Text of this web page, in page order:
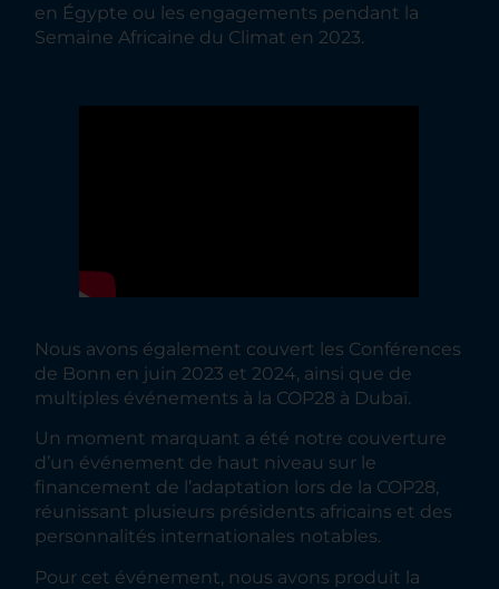
en Égypte ou les engagements pendant la
Semaine Africaine du Climat en 2023.
Nous avons également couvert les Conférences
de Bonn en juin 2023 et 2024, ainsi que de
multiples événements à la COP28 à Dubaï.
Un moment marquant a été notre couverture
d’un événement de haut niveau sur le
financement de l’adaptation lors de la COP28,
réunissant plusieurs présidents africains et des
personnalités internationales notables.
Pour cet événement, nous avons produit la